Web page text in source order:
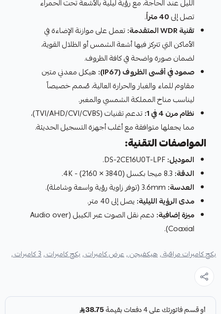
الليل عند الحاجة، مع رؤية ليلية بالأشعة تحت الحمراء
تصل إلى40 متراً
.
تقنية WDR المتقدمة:
تعمل على موازنة الإضاءة في
الأماكن التي تتركز فيها أشعة الشمس أو الظلال القوية،
لضمان صورة واضحة في كافة الظروف.
صمود في أقسى الظروف (IP67):
هيكل معدني متين
مقاوم للماء والغبار والحرارة العالية، صُمم خصيصاً
ليناسب مناخ المملكة الشمسي والمغبر.
نظام مرن 4 في 1:
تدعم تقنيات (TVI/AHD/CVI/CVBS)،
مما يجعلها متوافقة مع أغلب أجهزة التسجيل الحديثة.
المواصفات التقنية:
الموديل:
الدقة:
العدسة:
مدى الرؤية الليلية: يصل إلى 40 متر.
ميزة إضافية:
دعم نقل الصوت عبر الكيبل (Audio over
Coaxial).
بكج كاميرات مراقبة ,هيكفيجن ,عرض كاميرات ,بكج كاميرات ,3 كاميرات ,